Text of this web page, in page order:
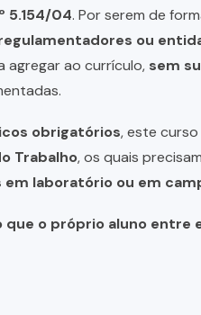
5.154/04. Por serem de
ou
agregar ao currículo, sem
obrigatórios, este curso
Trabalho, os quais
laboratório ou em
que o próprio aluno